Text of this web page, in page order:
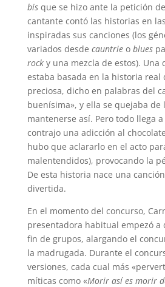
bisque se hizo ante la petición
cantante contó las historias en
inspiradas sus canciones (los
variados desde cauntrieo blues
rocky una mezcla de estos). Una
estaba basada en la historia real
preciosa, dicho en palabras del
buenísima», y ella se quejaba
mantenerse así. Pero todo llega
contrajo una adicción al
hubo que aclararlo en el acto
malentendidos), provocando la
De esta historia nace una
divertida.
En el momento del concurso,
presentadora habitual empezó a
fin de grupos, alargando el
la madrugada. Durante el
versiones, cada cual más
míticas como «Morir así es morir